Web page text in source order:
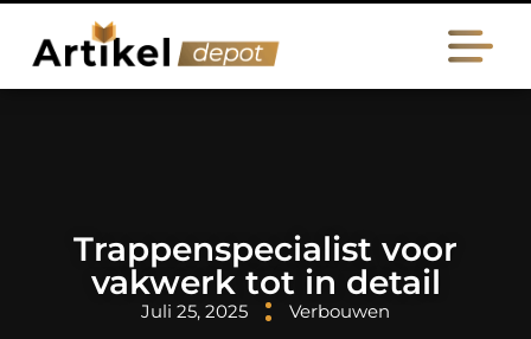
Trappenspecialist voor
vakwerk tot in detail
Juli 25, 2025 Verbouwen